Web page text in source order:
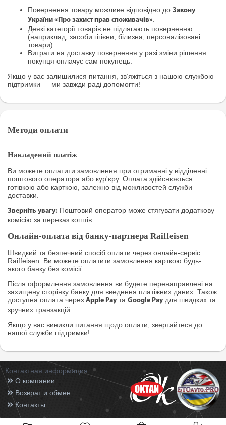
Повернення товару можливе відповідно до Закону
України «Про захист прав споживачів».
Деякі категорії товарів не підлягають поверненню
(наприклад, засоби гігієни, білизна, персоналізовані
товари).
Витрати на доставку повернення у разі зміни рішення
покупця оплачує сам покупець.
Якщо у вас залишилися питання, зв’яжіться з нашою службою
підтримки — ми завжди раді допомогти!
Методи оплати
Накладений платіж
Ви можете оплатити замовлення при отриманні у відділенні
поштового оператора або кур'єру. Оплата здійснюється
готівкою або карткою, залежно від можливостей служби
доставки.
Зверніть увагу: Поштовий оператор може стягувати додаткову
комісію за переказ коштів.
Онлайн-оплата від банку-партнера Raiffeisen
Швидкий та безпечний спосіб оплати через онлайн-сервіс
Raiffeisen. Ви можете оплатити замовлення карткою будь-
якого банку без комісії.
Після оформлення замовлення ви будете перенаправлені на
захищену сторінку банку для введення платіжних даних. Також
доступна оплата через Apple Pay та Google Pay для швидких та
зручних транзакцій.
Якщо у вас виникли питання щодо оплати, звертайтеся до
нашої служби підтримки!
Контактная информация
О компании
Возврат и обмен
Контакты